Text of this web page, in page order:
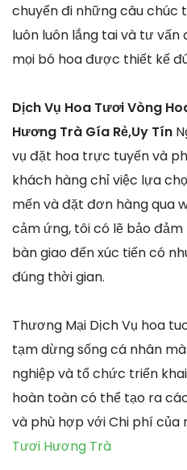
chuyển đi những câu chúc
luôn luôn lắng tai và tư
mọi bó hoa được thiết kế
Dịch Vụ Hoa Tươi Vòng
Hương Trà Gía Rẻ,Uy Tín
vụ đặt hoa trực tuyến và
khách hàng chỉ việc lựa
mến và đặt đơn hàng qua
cảm ứng, tôi có lẽ bảo
bàn giao đến xúc tiến có
đúng thời gian.
Thương Mại Dịch Vụ hoa
tạm dừng sống cá nhân
nghiệp và tổ chức triển
hoàn toàn có thể tạo ra
và phù hợp với Chi phí của
Tươi Hương Trà